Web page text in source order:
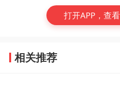
打开APP，查
相关推荐